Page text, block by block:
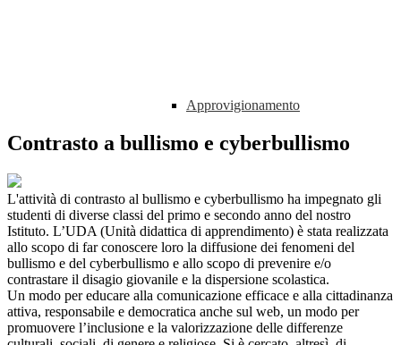
Approvigionamento
Contrasto a bullismo e cyberbullismo
L'attività di contrasto al bullismo e cyberbullismo ha impegnato gli
studenti di diverse classi del primo e secondo anno del nostro
Istituto. L’UDA (Unità didattica di apprendimento) è stata realizzata
allo scopo di far conoscere loro la diffusione dei fenomeni del
bullismo e del cyberbullismo e allo scopo di prevenire e/o
contrastare il disagio giovanile e la dispersione scolastica.
Un modo per educare alla comunicazione efficace e alla cittadinanza
attiva, responsabile e democratica anche sul web, un modo per
promuovere l’inclusione e la valorizzazione delle differenze